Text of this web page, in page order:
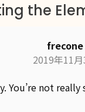
the
frecone
2019年11
You’re not